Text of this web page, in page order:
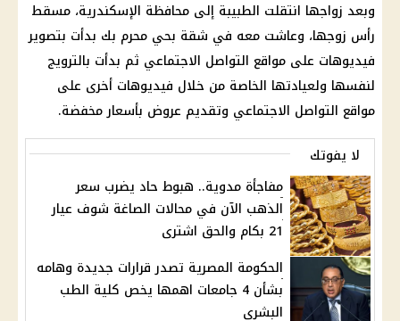
وبعد زواجها انتقلت الطبيبة إلى محافظة الإسكندرية، مسقط
رأس زوجها، وعاشت معه في شقة بحي محرم بك بدأت بتصوير
فيديوهات على مواقع التواصل الاجتماعي ثم بدأت بالترويج
لنفسها ولعيادتها الخاصة من خلال فيديوهات أخرى على
مواقع التواصل الاجتماعي وتقديم عروض بأسعار مخفضة.
لا يفوتك
مفاجأة مدوية.. هبوط حاد يضرب سعر
الذهب الآن في محالات الصاغة شوف عيار
21 بكام والحق اشترى
الحكومة المصرية تصدر قرارات جديدة وهامه
بشأن 4 جامعات اهمها يخص كلية الطب
البشري